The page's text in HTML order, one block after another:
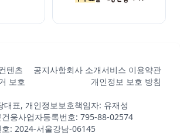
텐츠
보호
공지사항회사 소개서비스 이용약관
개인정보 보호 방침
대표, 개인정보보호책임자: 유재성
웅사업자등록번호: 795-88-02574
: 2024-서울강남-06145